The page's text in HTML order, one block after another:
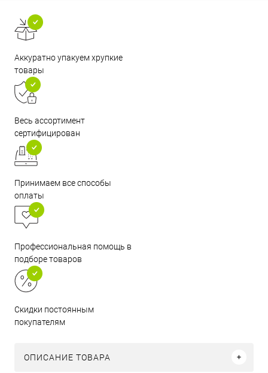
Аккуратно упакуем хрупкие
товары
Весь ассортимент
сертифицирован
Принимаем все способы
оплаты
Профессиональная помощь в
подборе товаров
Скидки постоянным
покупателям
ОПИСАНИЕ ТОВАРА